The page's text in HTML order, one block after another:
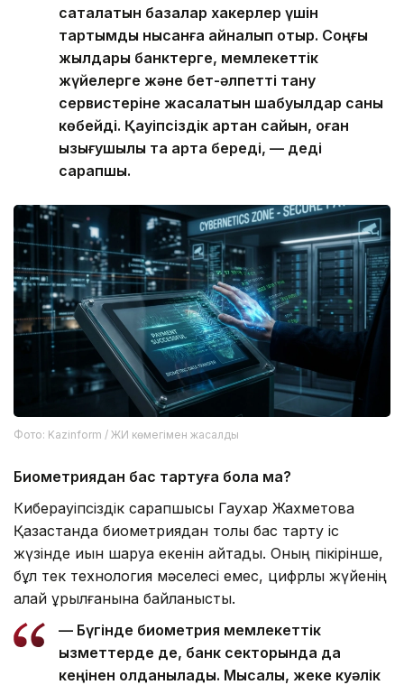
сақталатын базалар хакерлер үшін
тартымды нысанға айналып отыр. Соңғы
жылдары банктерге, мемлекеттік
жүйелерге және бет-әлпетті тану
сервистеріне жасалатын шабуылдар саны
көбейді. Қауіпсіздік артқан сайын, оған
қызығушылық та арта береді, — деді
сарапшы.
Фото: Kazinform / ЖИ көмегімен жасалды
Биометриядан бас тартуға бола ма?
Киберқауіпсіздік сарапшысы Гаухар Жахметова
Қазақстанда биометриядан толық бас тарту іс
жүзінде қиын шаруа екенін айтады. Оның пікірінше,
бұл тек технология мәселесі емес, цифрлық жүйенің
қалай құрылғанына байланысты.
— Бүгінде биометрия мемлекеттік
қызметтерде де, банк секторында да
кеңінен қолданылады. Мысалы, жеке куәлік